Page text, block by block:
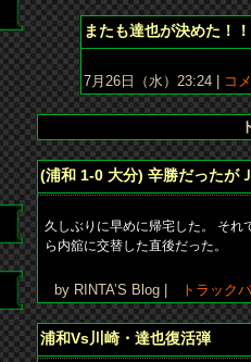
またも達也が決めた！
7月26日（水）23:24 | コ
(浦和 1-0 大分) 辛勝だったが
久しぶりに早めに帰宅した。 そ
ら内舘に交替した直後だった。
by RINTA’S Blog | トラック
浦和Vs川崎・達也復活弾